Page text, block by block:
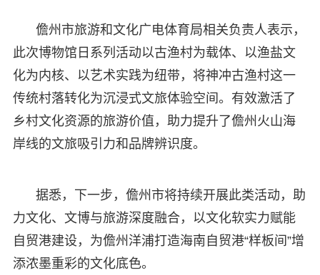
儋州市旅游和文化广电体育局相关负责人表示，
此次博物馆日系列活动以古渔村为载体、以渔盐文
化为内核、以艺术实践为纽带，将神冲古渔村这一
传统村落转化为沉浸式文旅体验空间。有效激活了
乡村文化资源的旅游价值，助力提升了儋州火山海
岸线的文旅吸引力和品牌辨识度。
据悉，下一步，儋州市将持续开展此类活动，助
力文化、文博与旅游深度融合，以文化软实力赋能
自贸港建设，为儋州洋浦打造海南自贸港“样板间”增
添浓墨重彩的文化底色。